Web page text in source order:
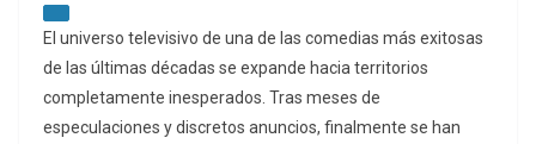
El universo televisivo de una de las comedias más exitosas
de las últimas décadas se expande hacia territorios
completamente inesperados. Tras meses de
especulaciones y discretos anuncios, finalmente se han